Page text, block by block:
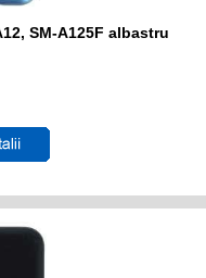
SM-A125F albastru